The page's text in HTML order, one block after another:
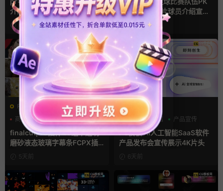
介绍角标动画PR模版
6小时前
比分牌对决卡片球员介绍宣传
视频AE模板
6小时前
FCPX字幕
商务模板
字幕条
字幕模板
finalcutpro插件 10组半透明
磨砂液态玻璃字幕条FCPX插
5天前
AE模板
AI
产品介绍 产品宣传
Ae模板 AI人工智能SaaS软件
产品发布会宣传展示4K片头
6天前